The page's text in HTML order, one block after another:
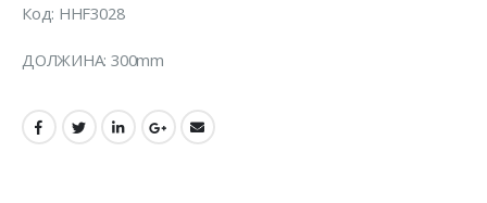
Код: HHF3028
ДОЛЖИНА: 300mm